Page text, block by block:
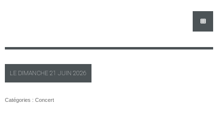
LE DIMANCHE21 JUIN 2026
Catégories : Concert